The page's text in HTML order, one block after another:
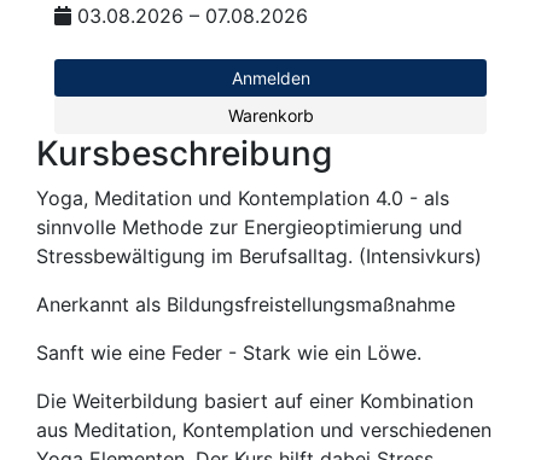
03.08.2026 – 07.08.2026
Anmelden
Warenkorb
Kursbeschreibung
Yoga, Meditation und Kontemplation 4.0 - als
sinnvolle Methode zur Energieoptimierung und
Stressbewältigung im Berufsalltag. (Intensivkurs)
Anerkannt als Bildungsfreistellungsmaßnahme
Sanft wie eine Feder - Stark wie ein Löwe.
Die Weiterbildung basiert auf einer Kombination
aus Meditation, Kontemplation und verschiedenen